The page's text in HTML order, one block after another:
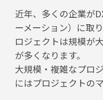
近年、多くの企業が
ーメーション）に取
ロジェクトは規模が
が多くなります。
大規模・複雑なプロ
にはプロジェクトの